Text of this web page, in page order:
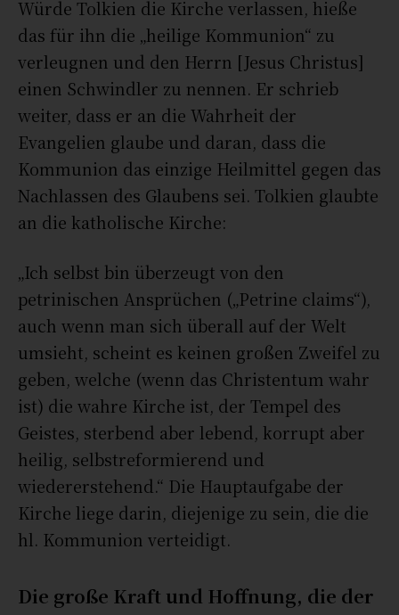
Würde Tolkien die Kirche verlassen, hieße
das für ihn die „heilige Kommunion“ zu
verleugnen und den Herrn [Jesus Christus]
einen Schwindler zu nennen. Er schrieb
weiter, dass er an die Wahrheit der
Evangelien glaube und daran, dass die
Kommunion das einzige Heilmittel gegen das
Nachlassen des Glaubens sei. Tolkien glaubte
an die katholische Kirche:
„Ich selbst bin überzeugt von den
petrinischen Ansprüchen („Petrine claims“),
auch wenn man sich überall auf der Welt
umsieht, scheint es keinen großen Zweifel zu
geben, welche (wenn das Christentum wahr
ist) die wahre Kirche ist, der Tempel des
Geistes, sterbend aber lebend, korrupt aber
heilig, selbstreformierend und
wiedererstehend.“ Die Hauptaufgabe der
Kirche liege darin, diejenige zu sein, die die
hl. Kommunion verteidigt.
Die große Kraft und Hoffnung, die der